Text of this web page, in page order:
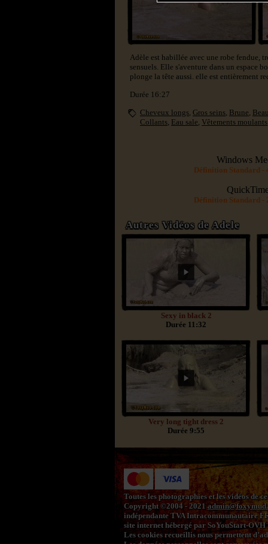
Adèle est habillée avec une robe fendue,
sensuels. Elle s'aventure dans un espace
plonge la tête aussi. elle est entièrement
Durée 16:27
Cheveux longs Gros seins Brune
Collants Eau sale Vêtements moulants
Windows
Définition Standard -
Définition Standard -
Autres Vidéos de Adele
Sexy in black 2
Durée 11:32
Very long tight dress 2
Durée 9:55
Toutes les photographies et les vidéos de
Copyright ©2004 - 2021
indépendante TVA Intracommunautaire
site internet hébergé par SoYouStart-
Les cookies recueillis nous permettent